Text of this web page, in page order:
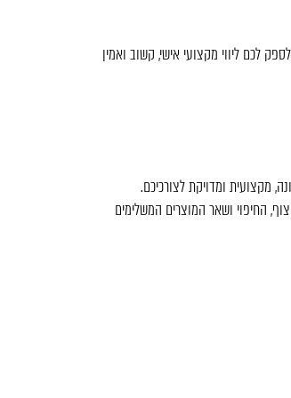
לכם ליווי מקצועי אישי, קשוב ואמין
מקצועית ומדויקת לצורכיכם.
החיפוי ושאר המוצרים המשלימים